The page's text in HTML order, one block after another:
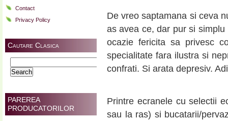
Contact
Privacy Policy
Cautare Clasica
for:
PAREREA
PRODUCATORILOR
De vreo saptamana si ceva
as avea ce, dar pur si
ocazie fericita sa privesc
specialitate fara ilustra si
confrati. Si arata depresiv.
Printre ecranele cu selectii
sau la ras) si bucatarii/